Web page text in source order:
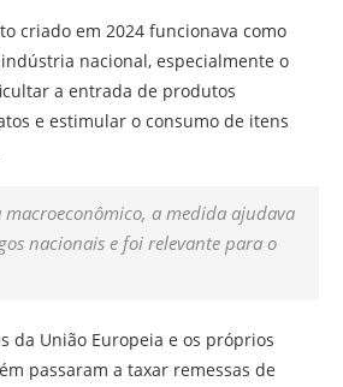
criado em 2024 funcionava como
nacional, especialmente o
a entrada de produtos
e estimular o consumo de itens
macroeconômico, a medida ajudava
nacionais e foi relevante para o
da União Europeia e os próprios
passaram a taxar remessas de